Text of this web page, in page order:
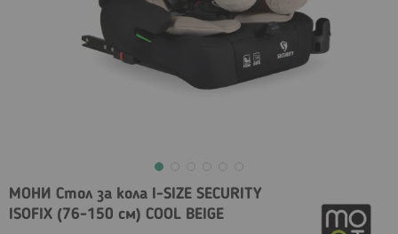
МОНИ Стол за кола I-SIZE SECURITY
ISOFIX (76-150 см) COOL BEIGE